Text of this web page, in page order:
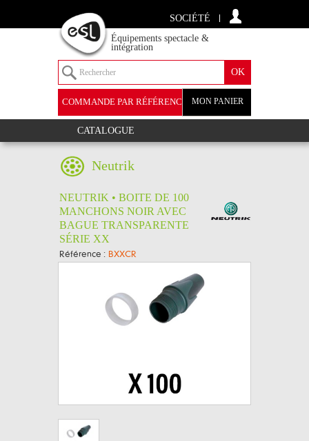
SOCIÉTÉ
Équipements spectacle &
intégration
MON PANIER
COMMANDE PAR RÉFÉRENCE
CATALOGUE
Neutrik
NEUTRIK • BOITE DE 100
MANCHONS NOIR AVEC
BAGUE TRANSPARENTE
SÉRIE XX
Référence : BXXCR